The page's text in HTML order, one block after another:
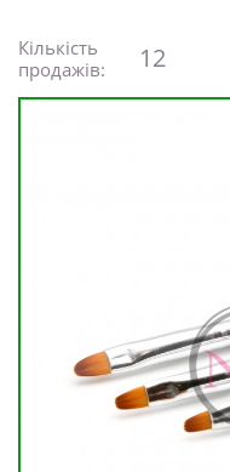
Кількість
продажів:
12